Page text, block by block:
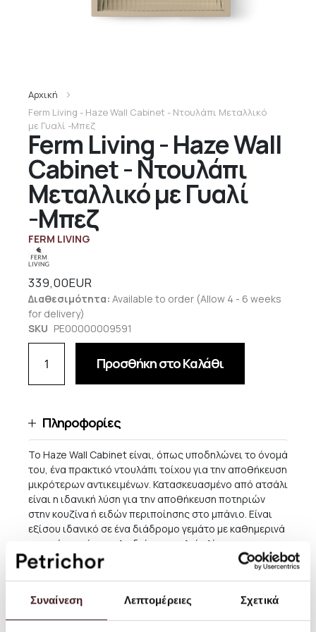
Συναίνεση Λεπτομέρειες Σχετικά
Ferm Living - Haze Wall
Cabinet - Ντουλάπι
Μεταλλικό με Γυαλί
-Μπεζ
FERM LIVING
Αρχική
Ferm Living - Haze Wall Cabinet - Ντουλάπι Μεταλλικό
με Γυαλί -Μπεζ
Διαθεσιμότητα: Available to order (Allow 4 - 6 weeks
for delivery)
SKU PE00000009591
339,00EUR
Προσθήκη στο Καλάθι
Πληροφορίες
Το Haze Wall Cabinet είναι, όπως υποδηλώνει το όνομά
του, ένα πρακτικό ντουλάπι τοίχου για την αποθήκευση
μικρότερων αντικειμένων. Κατασκευασμένο από ατσάλι
είναι η ιδανική λύση για την αποθήκευση ποτηριών
στην κουζίνα ή ειδών περιποίησης στο μπάνιο. Είναι
εξίσου ιδανικό σε ένα διάδρομο γεμάτο με καθημερινά
αντικείμενα όπως κλειδιά και γυαλιά ηλίου.
Μέγεθος: Π: 35 x Υ: 60 x Β: 15 εκ
Υλικό: Γυαλί και βαμμένο σίδερο
Πληροφορίες: Μέγιστη χωρητικότητα βάρους 5 κιλά.